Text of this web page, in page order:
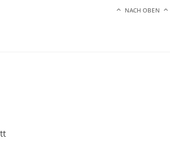
NACH OBEN